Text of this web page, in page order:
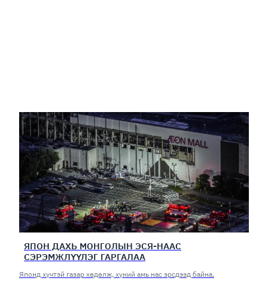
ЯПОН ДАХЬ МОНГОЛЫН ЭСЯ-НААС
СЭРЭМЖЛҮҮЛЭГ ГАРГАЛАА
Японд хүчтэй газар хөдөлж, хүний амь нас эрсдээд байна.